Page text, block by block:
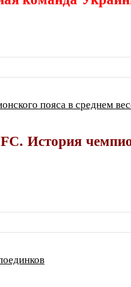
пояса в среднем
История